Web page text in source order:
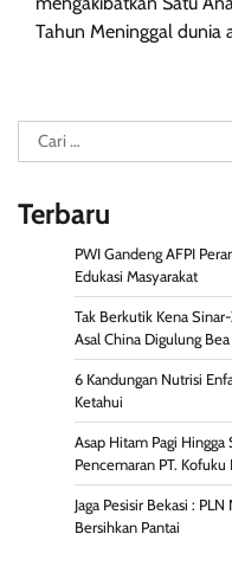
Tahun Meninggal dunia
Cari
untuk:
Terbaru
PWI Gandeng AFPI
Edukasi Masyarakat
Tak Berkutik Kena
Asal China Digulung
6 Kandungan Nutrisi
Ketahui
Asap Hitam Pagi Hingga
Pencemaran PT. Kofuku
Jaga Pesisir Bekasi :
Bersihkan Pantai